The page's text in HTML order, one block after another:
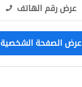
عرض رقم الهاتف
عرض الصفحة الشخصية